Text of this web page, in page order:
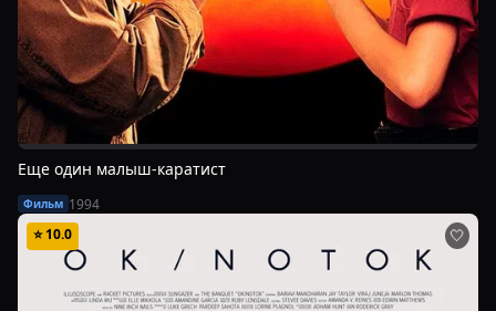
Еще один малыш-каратист
Фильм 1994
⭐10.0 🤍